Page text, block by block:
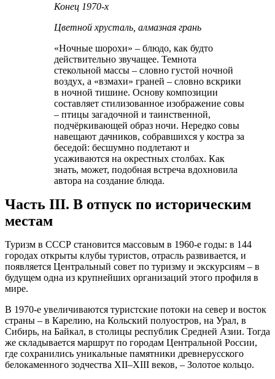
Конец 1970-х
Цветной хрусталь, алмазная грань
«Ночные шорохи» – блюдо, как будто
действительно звучащее. Темнота
стекольной массы – словно густой ночной
воздух, а «взмахи» граней – словно вскрики
в ночной тишине. Основу композиции
составляет стилизованное изображение совы
– птицы загадочной и таинственной,
подчёркивающей образ ночи. Нередко совы
навещают дачников, собравшихся у костра за
беседой: бесшумно подлетают и
усаживаются на окрестных столбах. Как
знать, может, подобная встреча вдохновила
автора на создание блюда.
Часть III. В отпуск по историческим
местам
Туризм в СССР становится массовым в 1960-е годы: в 144
городах открыты клубы туристов, отрасль развивается, и
появляется Центральный совет по туризму и экскурсиям – в
будущем одна из крупнейших организаций этого профиля в
мире.
В 1970-е увеличиваются туристские потоки на север и восток
страны – в Карелию, на Кольский полуостров, на Урал, в
Сибирь, на Байкал, в столицы республик Средней Азии. Тогда
же складывается маршрут по городам Центральной России,
где сохранились уникальные памятники древнерусского
белокаменного зодчества XII–XIII веков, – Золотое кольцо.